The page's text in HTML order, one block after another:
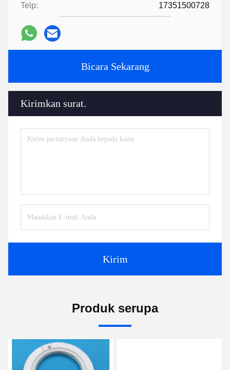
Telp: 17351500728
Bicara Sekarang
Kirimkan surat.
Kirim
Produk serupa